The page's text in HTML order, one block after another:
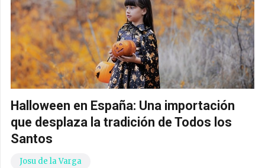
Halloween en España: Una importación
que desplaza la tradición de Todos los
Santos
Josu de la Varga